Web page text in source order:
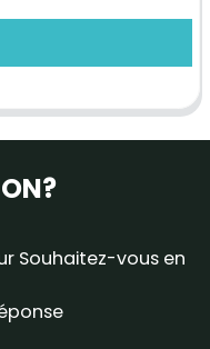
Souhaitez-vous en